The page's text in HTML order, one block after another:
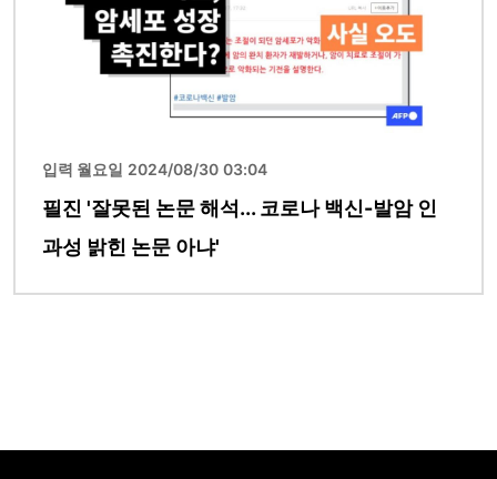
입력 월요일 2024/08/30 03:04
필진 '잘못된 논문 해석... 코로나 백신-발암 인
과성 밝힌 논문 아냐'